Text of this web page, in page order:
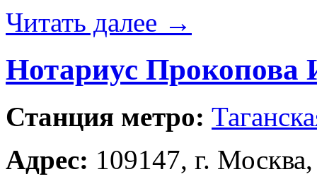
Читать далее →
Нотариус Прокопова
Станция метро:
Адрес: 109147, г.